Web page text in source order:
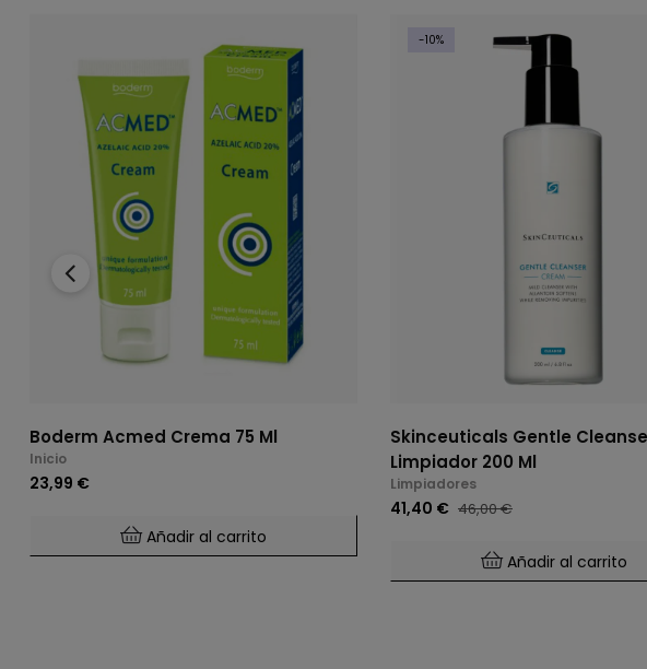
Boderm Acmed Crema 75 Ml
Inicio
23,99 €
Añadir al carrito
-10%
Skinceuticals Gentle
Limpiador 200 Ml
Limpiadores
41,40 € 46,00 €
Añadir al carrito
‹